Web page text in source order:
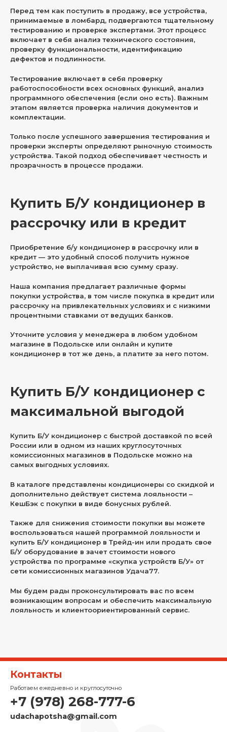
Перед тем как поступить в продажу, все устройства,
принимаемые в ломбард, подвергаются тщательному
тестированию и проверке экспертами. Этот процесс
включает в себя анализ технического состояния,
проверку функциональности, идентификацию
дефектов и подлинности.
Тестирование включает в себя проверку
работоспособности всех основных функций, анализ
программного обеспечения (если оно есть). Важным
этапом является проверка наличия документов и
комплектации.
Только после успешного завершения тестирования и
проверки эксперты определяют рыночную стоимость
устройства. Такой подход обеспечивает честность и
прозрачность в процессе продажи.
Купить Б/У кондиционер в
рассрочку или в кредит
Приобретение б/у кондиционер в рассрочку или в
кредит — это удобный способ получить нужное
устройство, не выплачивая всю сумму сразу.
Наша компания предлагает различные формы
покупки устройства, в том числе покупка в кредит или
рассрочку на привлекательных условиях и с низкими
процентными ставками от ведущих банков.
Уточните условия у менеджера в любом удобном
магазине в Подольске или онлайн и купите
кондиционер в тот же день, а платите за него потом.
Купить Б/У кондиционер с
максимальной выгодой
Купить Б/У кондиционер с быстрой доставкой по всей
России или в одном из наших круглосуточных
комиссионных магазинов в Подольске можно на
самых выгодных условиях.
В каталоге представлены кондиционеры со скидкой и
дополнительно действует система лояльности –
КешБэк с покупки в виде бонусных рублей.
Также для снижения стоимости покупки вы можете
воспользоваться нашей программой лояльности и
купить Б/У кондиционер в Трейд-ин или продать свое
Б/У оборудование в зачет стоимости нового
устройства по программе «скупка устройств Б/У» от
сети комиссионных магазинов Удача77.
Мы будем рады проконсультировать вас по всем
возникающим вопросам и обеспечить максимальную
лояльность и клиентоориентированный сервис.
Контакты
Работаем ежедневно и круглосуточно
+7 (978) 268-777-6
udachapotsha@gmail.com